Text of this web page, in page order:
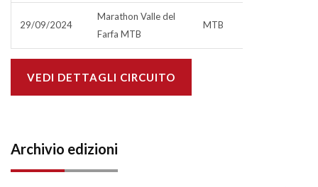
29/09/2024
Marathon Valle del
Farfa MTB
MTB
VEDI DETTAGLI CIRCUITO
Archivio edizioni